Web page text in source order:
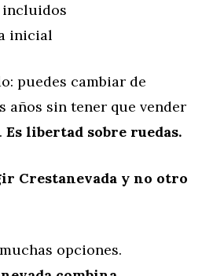
incluidos
inicial
puedes cambiar de
años sin tener que vender
Es libertad sobre ruedas.
Crestanevada y no otro
opciones.